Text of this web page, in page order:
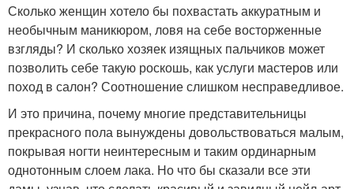
Сколько женщин хотело бы похвастать аккуратным и
необычным маникюром, ловя на себе восторженные
взгляды? И сколько хозяек изящных пальчиков может
позволить себе такую роскошь, как услуги мастеров или
поход в салон? Соотношение слишком несправедливое.
И это причина, почему многие представительницы
прекрасного пола вынуждены довольствоваться малым,
покрывая ногти неинтересным и таким ординарным
однотонным слоем лака. Но что бы сказали все эти